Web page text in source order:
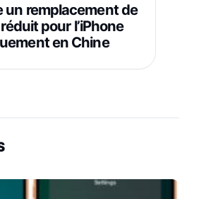
un remplacement de
pour l’iPhone
en Chine